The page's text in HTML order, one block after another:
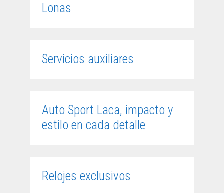
Lonas
Servicios auxiliares
Auto Sport Laca, impacto y
estilo en cada detalle
Relojes exclusivos